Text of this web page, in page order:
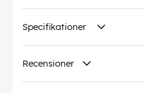
Specifikationer
Recensioner